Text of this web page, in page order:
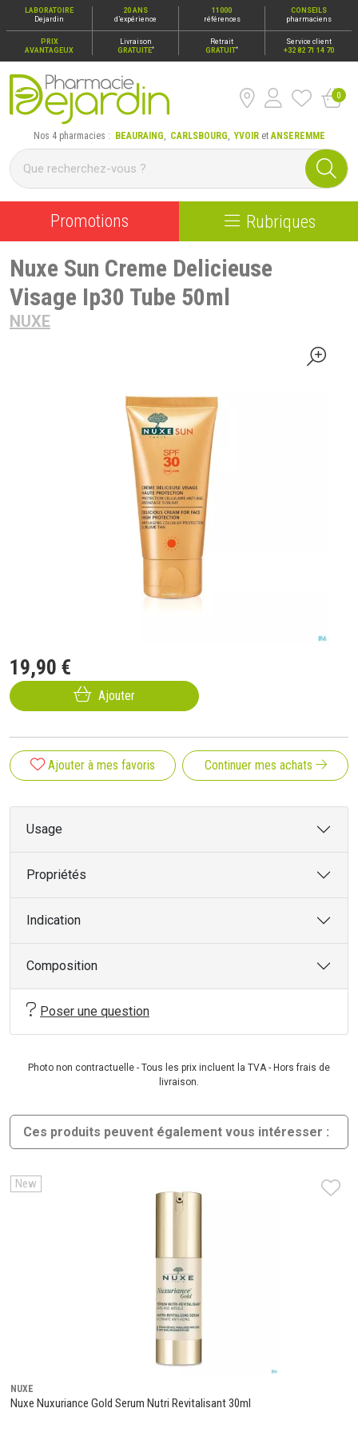
LABORATOIRE
Dejardin
20 ANS
d’expérience
11000
références
CONSEILS
pharmaciens
PRIX
AVANTAGEUX
Livraison
GRATUITE*
Retrait
GRATUIT*
Service client
+32 82 71 14 70
Pharmacie Dejardin Nos 4 pharmacies : Beauraing,
0
Nos 4 pharmacies : BEAURAING, CARLSBOURG,YVOIRetANSEREMME
Promotions Rubriques
Nuxe Sun Creme Delicieuse
Visage Ip30 Tube 50ml
NUXE
19,90 €
Ajouter
Ajouter à mes favoris Continuer mes achats
Usage
Propriétés
Indication
Composition
Poser une question
Photo non contractuelle - Tous les prix incluent la TVA - Hors frais de
livraison.
Ces produits peuvent également vous intéresser :
New
NUXE
Nuxe Nuxuriance Gold Serum Nutri Revitalisant 30ml